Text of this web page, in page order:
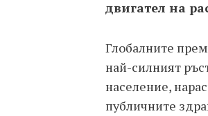
двигател на
Глобалните
най-силният
население,
публичните